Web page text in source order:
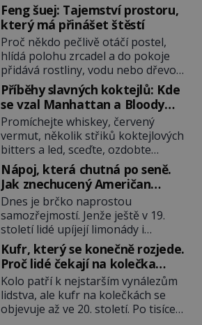
Feng šuej: Tajemství prostoru,
který má přinášet štěstí
Proč někdo pečlivě otáčí postel,
hlídá polohu zrcadel a do pokoje
přidává rostliny, vodu nebo dřevo?
Feng šuej tvrdí, že domov není jen
soubor zdí a nábytku. Je to prostor,
kterým proudí energie čchi a jeho
uspořádání může ovlivňovat, jak se
v něm člověk cítí. Feng šuej má
kořeny ve staré Číně a jeho historie
[…]
Příběhy slavných koktejlů: Kde
se vzal Manhattan a Bloody
Mary?
Promíchejte whiskey, červený
vermut, několik střiků koktejlových
bitters a led, sceďte, ozdobte
koktejlovou třešinkou a tadá…
Manhattan je tu! A pokud to má být
skutečně on, dejte si pozor, ať
místo klasické americké rye
whiskey či klidně bourbonu
nepoužijete skotskou whisku. Co
se stane? Inu, koktejl bude stále
skvělý, ale už to nebude
Manhattan ale […]
Nápoj, která chutná po seně.
Jak znechucený Američan
vymyslel brčko
Dnes je brčko naprostou
samozřejmostí. Jenže ještě v 19.
století lidé upíjejí limonády i
koktejly dutými stébly žita nebo
žitné slámy. Fungují sice dobře,
mají ale jednu nepříjemnou
vlastnost po chvíli se rozmáčejí a
nápoji dodávají travnatou příchuť.
Právě tahle drobná nepříjemnost
Kufr, který se konečně rozjede.
Proč lidé čekají na kolečka
téměř pět tisíc let?
Kolo patří k nejstarším vynálezům
lidstva, ale kufr na kolečkách se
objevuje až ve 20. století. Po tisíce